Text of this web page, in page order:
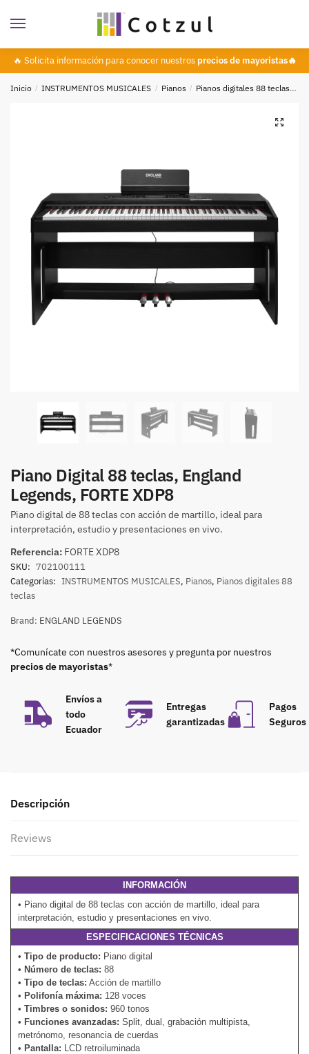
🔥 Solicita información para conocer nuestros precios de mayoristas🔥
Inicio / INSTRUMENTOS MUSICALES / Pianos / Pianos digitales 88 teclas
🔍
Piano Digital 88 teclas, England
Legends, FORTE XDP8
Piano digital de 88 teclas con acción de martillo, ideal para
interpretación, estudio y presentaciones en vivo.
Referencia: FORTE XDP8
SKU: 702100111
Categorías: INSTRUMENTOS MUSICALES, Pianos, Pianos digitales 88
teclas
Brand: ENGLAND LEGENDS
*Comunícate con nuestros asesores y pregunta por nuestros
precios de mayoristas*
Envíos a
todo
Ecuador
Entregas
garantizadas
Pagos
Seguros
Descripción
Reviews
INFORMACIÓN
• Piano digital de 88 teclas con acción de martillo, ideal para
interpretación, estudio y presentaciones en vivo.
ESPECIFICACIONES TÉCNICAS
• Tipo de producto: Piano digital
• Número de teclas: 88
• Tipo de teclas: Acción de martillo
• Polifonía máxima: 128 voces
• Timbres o sonidos: 960 tonos
• Funciones avanzadas: Split, dual, grabación multipista,
metrónomo, resonancia de cuerdas
• Pantalla: LCD retroiluminada